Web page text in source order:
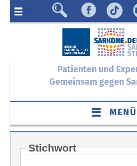
Menü
Patienten und
Gemeinsam gegen
MENÜ
Stichwort